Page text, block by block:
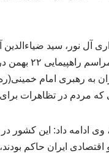
آل نور، سید
، امروز
به رهبری امام
که مردم در تظاهرات
وی ادامه داد: این
ایران حاکم